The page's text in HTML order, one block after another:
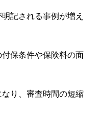
記される事例が増え
保条件や保険料の面
り、審査時間の短縮